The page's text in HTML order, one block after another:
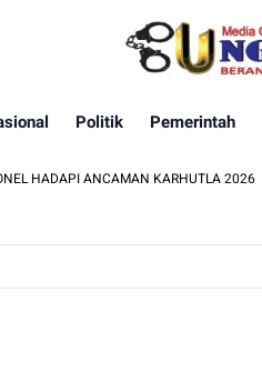
Politik Pemerintah
HADAPI ANCAMAN KARHUTLA 2026